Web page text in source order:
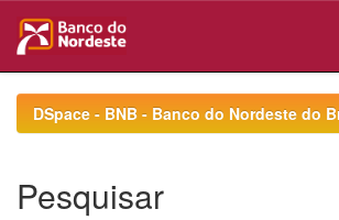
navigationDSpace - BNB - Banco do Nordeste do
Pesquisar